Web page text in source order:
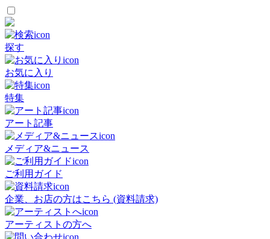
探す
お気に入り
特集
アート記事
メディア&ニュース
ご利用ガイド
企業、お店の方はこちら (資料請求)
アーティストの方へ